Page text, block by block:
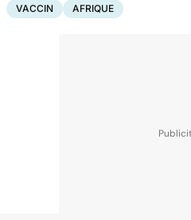
VACCIN AFRIQUE